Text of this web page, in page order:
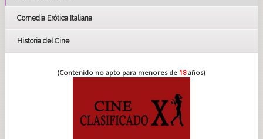
Comedia Erótica Italiana
Historia del Cine
(Contenido no apto para menores de 18años)